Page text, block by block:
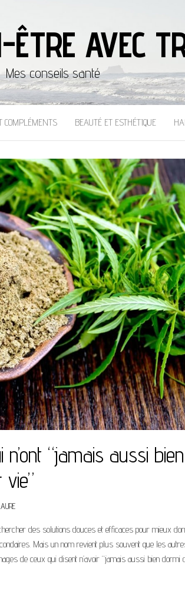
AVEC
Mes conseils santé
COMPLÉMENTS BEAUTÉ ET ESTHÉTIQUE
“jamais aussi bien
des solutions douces et efficaces pour mieux
Mais un nom revient plus souvent que les
de ceux qui disent n’avoir “jamais aussi bien dormi